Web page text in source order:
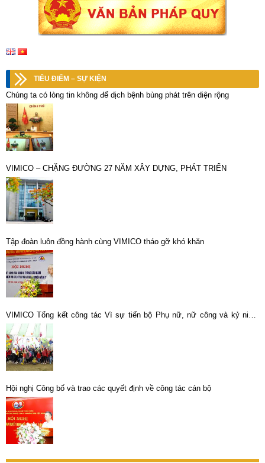
TIÊU ĐIỂM – SỰ KIỆN
Chúng ta có lòng tin không để dịch bệnh bùng phát trên diện rộng
VIMICO – CHẶNG ĐƯỜNG 27 NĂM XÂY DỰNG, PHÁT TRIỂN
Tập đoàn luôn đồng hành cùng VIMICO tháo gỡ khó khăn
VIMICO Tổng kết công tác Vì sự tiến bộ Phụ nữ, nữ công và kỷ niệm
107 năm ngày Quốc tế Phụ nữ 8-3
Hội nghị Công bố và trao các quyết định về công tác cán bộ